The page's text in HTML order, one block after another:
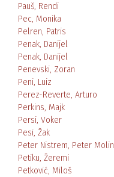
Pauš, Rendi
Pec, Monika
Pelren, Patris
Penak, Danijel
Penak, Danijel
Penevski, Zoran
Peni, Luiz
Perez-Reverte, Arturo
Perkins, Majk
Persi, Voker
Pesi, Žak
Peter Nistrem, Peter Molin
Petiku, Žeremi
Petković, Miloš